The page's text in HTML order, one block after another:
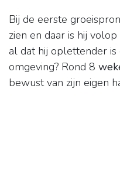
Bij de eerste
zien en daar is hij
al dat hij oplettender
omgeving? Rond 8
bewust van zijn eigen